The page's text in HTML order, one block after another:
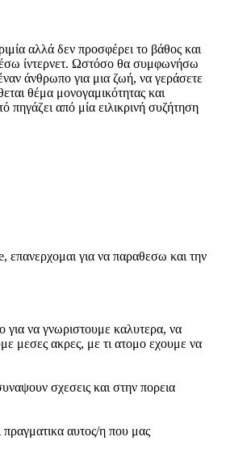
αλλά δεν προσφέρει το βάθος και
ίντερνετ. Ωστόσο θα συμφωνήσω
άνθρωπο για μια ζωή, να γεράσετε
θέμα μονογαμικότητας και
πηγάζει από μία ειλικρινή συζήτηση
επανερχομαι για να παραθεσω και την
για να γνωριστουμε καλυτερα, να
μεσες ακρες, με τι ατομο εχουμε να
σχεσεις και στην πορεια
πραγματικα αυτος/η που μας